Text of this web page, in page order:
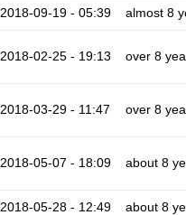
2018-09-19 - 05:39 almost 8
2018-02-25 - 19:13 over 8
2018-03-29 - 11:47 over 8
2018-05-07 - 18:09 about 8
2018-05-28 - 12:49 about 8